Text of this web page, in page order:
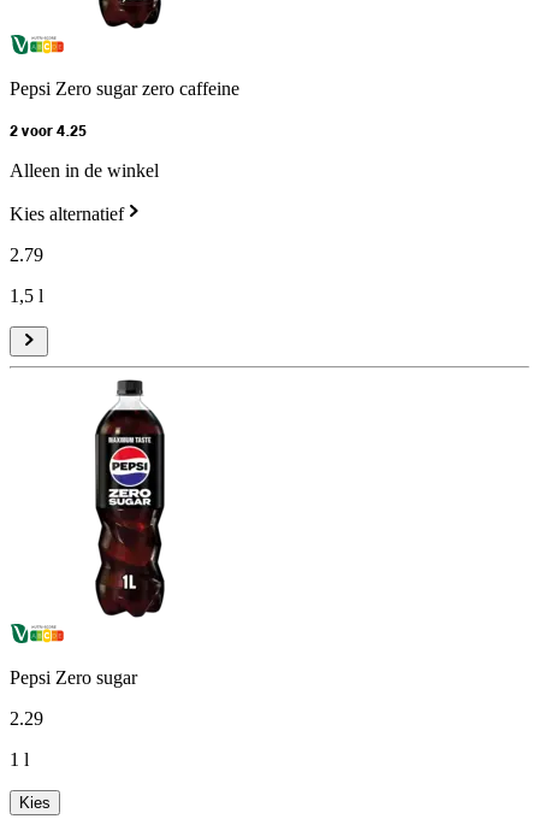
Pepsi Zero sugar zero caffeine
2 voor 4.25
Alleen in de winkel
Kies alternatief
2.79
1,5 l
Pepsi Zero sugar
2.29
1 l
Kies